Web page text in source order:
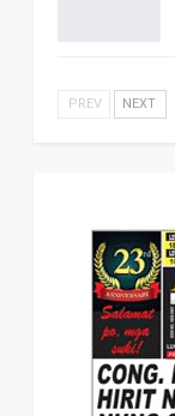
PREV NEXT